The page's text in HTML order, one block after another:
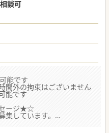
談可
能です
間外の拘束はございません
能です
ージ★☆
しています。
駅」になるのですがそこま